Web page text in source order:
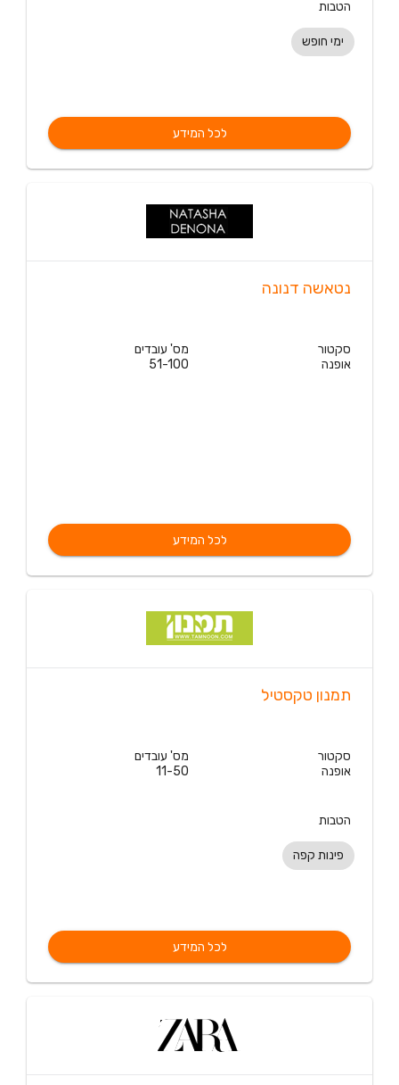
הטבות
ימי חופש
לכל המידע
נטאשה דנונה
סקטור
אופנה
מס' עובדים
51-100
לכל המידע
תמנון טקסטיל
סקטור
אופנה
מס' עובדים
11-50
הטבות
פינות קפה
לכל המידע